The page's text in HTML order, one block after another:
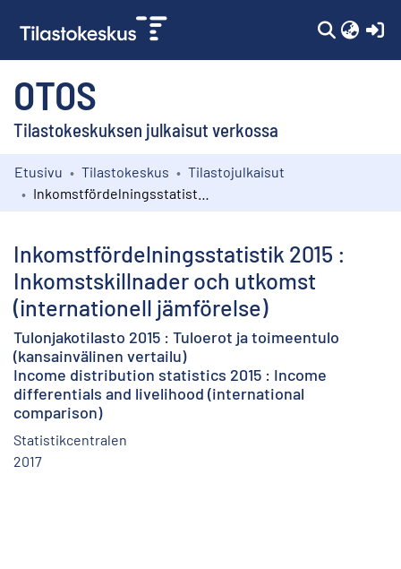
OTOS
Tilastokeskuksen julkaisut verkossa
Kokoelmat
Etusivu Tilastokeskus
Tilastojulkaisut
Inkomstfördelningsstatistik 2015 :
Inkomstskillnader och utkomst
(internationell jämförelse)
Tulonjakotilasto 2015 : Tuloerot ja toimeentulo
(kansainvälinen vertailu)
Income distribution statistics 2015 : Income
differentials and livelihood (international
comparison)
Statistikcentralen
2017